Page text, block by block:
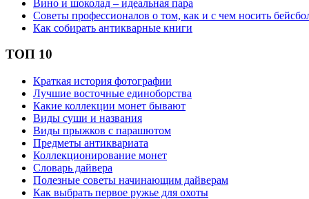
Вино и шоколад – идеальная пара
Советы профессионалов о том, как и с чем носить
Как собирать антикварные книги
ТОП 10
Краткая история фотографии
Лучшие восточные единоборства
Какие коллекции монет бывают
Виды суши и названия
Виды прыжков с парашютом
Предметы антиквариата
Коллекционирование монет
Словарь дайвера
Полезные советы начинающим дайверам
Как выбрать первое ружье для охоты